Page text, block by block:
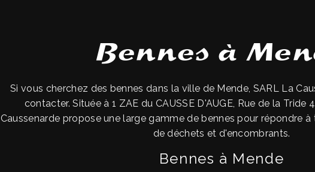
Bennes à
Si vous cherchez des bennes dans la ville de Mende, SARL La
contacter. Située à 1 ZAE du CAUSSE D'AUGE, Rue de la Tride
Caussenarde propose une large gamme de bennes pour répondre
de déchets et d'encombrants.
Bennes à Mende